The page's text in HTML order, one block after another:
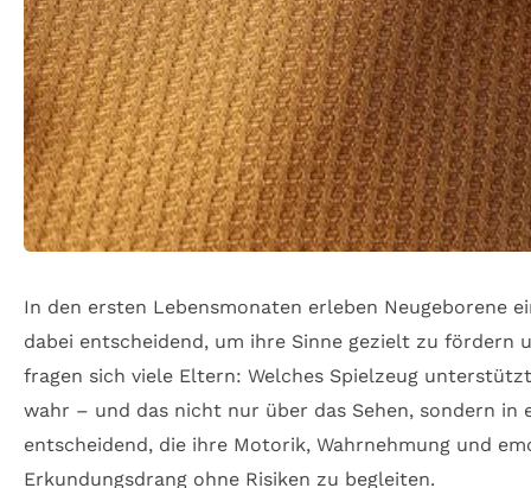
In den ersten Lebensmonaten erleben Neugeborene
dabei entscheidend, um ihre Sinne gezielt zu fördern
fragen sich viele Eltern: Welches Spielzeug
wahr – und das nicht nur über das Sehen, sondern in
entscheidend, die ihre Motorik, Wahrnehmung und
Erkundungsdrang ohne Risiken zu begleiten.